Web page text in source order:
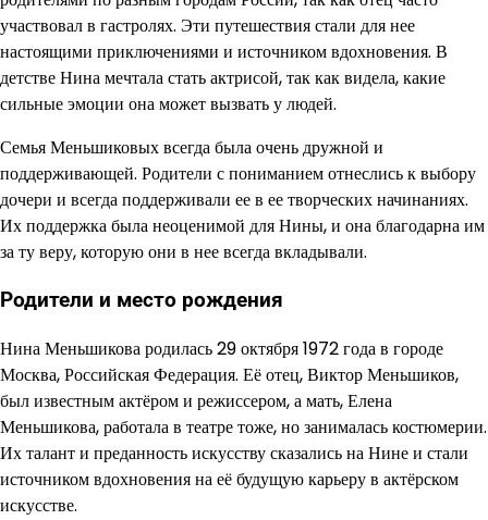
участвовал в гастролях. Эти путешествия стали для нее
настоящими приключениями и источником вдохновения. В
детстве Нина мечтала стать актрисой, так как видела, какие
сильные эмоции она может вызвать у людей.
Семья Меньшиковых всегда была очень дружной и
поддерживающей. Родители с пониманием отнеслись к выбору
дочери и всегда поддерживали ее в ее творческих начинаниях.
Их поддержка была неоценимой для Нины, и она благодарна им
за ту веру, которую они в нее всегда вкладывали.
Родители и место рождения
Нина Меньшикова родилась 29 октября 1972 года в городе
Москва, Российская Федерация. Её отец, Виктор Меньшиков,
был известным актёром и режиссером, а мать, Елена
Меньшикова, работала в театре тоже, но занималась костюмерии.
Их талант и преданность искусству сказались на Нине и стали
источником вдохновения на её будущую карьеру в актёрском
искусстве.